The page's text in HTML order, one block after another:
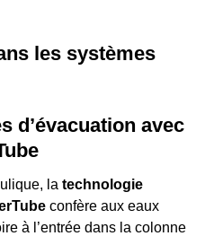
les systèmes
d’évacuation avec
la technologie
confère aux eaux
à l’entrée dans la colonne